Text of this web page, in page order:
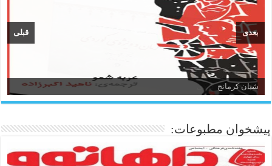
زبان و ادبیات کردی
قبلی بعدی
پیشخوان مطبوعات: